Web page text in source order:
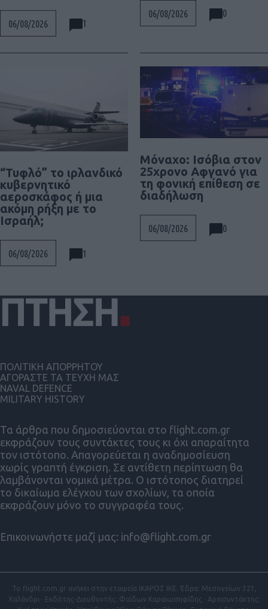
06/08/2026 1
06/08/2026 0
“Τυφλό” το ιρλανδικό
κυβερνητικό
αεροσκάφος ή μια
ακόμη ρήξη με το
Ισραήλ;
06/08/2026 1
Μόναχο: Ισόβια στον
25χρονο Αφγανό για
τη φονική επίθεση σε
διαδήλωση
06/08/2026 0
Τα άρθρα που δημοσιεύονται στο flight.com.gr
εκφράζουν τους συντάκτες τους κι όχι απαραίτητα
τον ιστότοπο. Απαγορεύεται η αναδημοσίευση
χωρίς γραπτή έγκριση. Σε αντίθετη περίπτωση θα
λαμβάνονται νομικά μέτρα. Ο ιστότοπος διατηρεί
το δικαίωμα ελέγχου των σχολίων, τα οποία
εκφράζουν μόνο το συγγραφέα τους.
Επικοινωνήστε μαζί μας: info@flight.com.gr
ΠΟΛΙΤΙΚΗ ΑΠΟΡΡΗΤΟΥ
ΑΓΟΡΑΣΤΕ ΤΑ ΤΕΥΧΗ ΜΑΣ
NAVAL DEFENCE
MILITARY HISTORY
Το flight.com.gr ανήκει στην εταιρεία ΙΚΑΡΟΣ ΙΚΕ. Έδρα: Μεσογείων 321,
Χαλάνδρι · Εκδότης-Διευθυντής: Φαίδων Καραϊωσηφίδης · Αρχισυντάκτης: